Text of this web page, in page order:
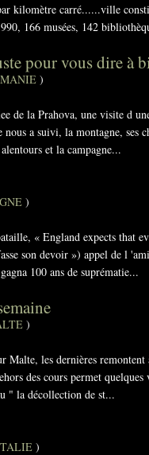
kilomètre carré......ville
166 musées, 142
pour vous dire à
)
de la Prahova, une visite d
a suivi, la montagne, ses
et la campagne...
)
« England expects that
son devoir ») appel de l
100 ans de suprématie...
)
Malte, les dernières
des cours permet
" la décollection de st...
)